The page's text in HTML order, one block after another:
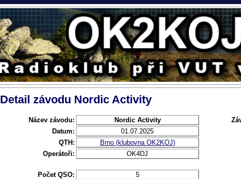
Detail závodu Nordic Activity
Název závodu: Nordic Activity
Datum:
01.07.2025
QTH:
Brno (klubovna OK2KOJ)
Operátoři:
OK4DJ
Počet QSO: 5